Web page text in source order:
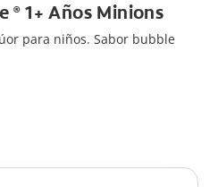
®1+ Años Minions
para niños. Sabor bubble